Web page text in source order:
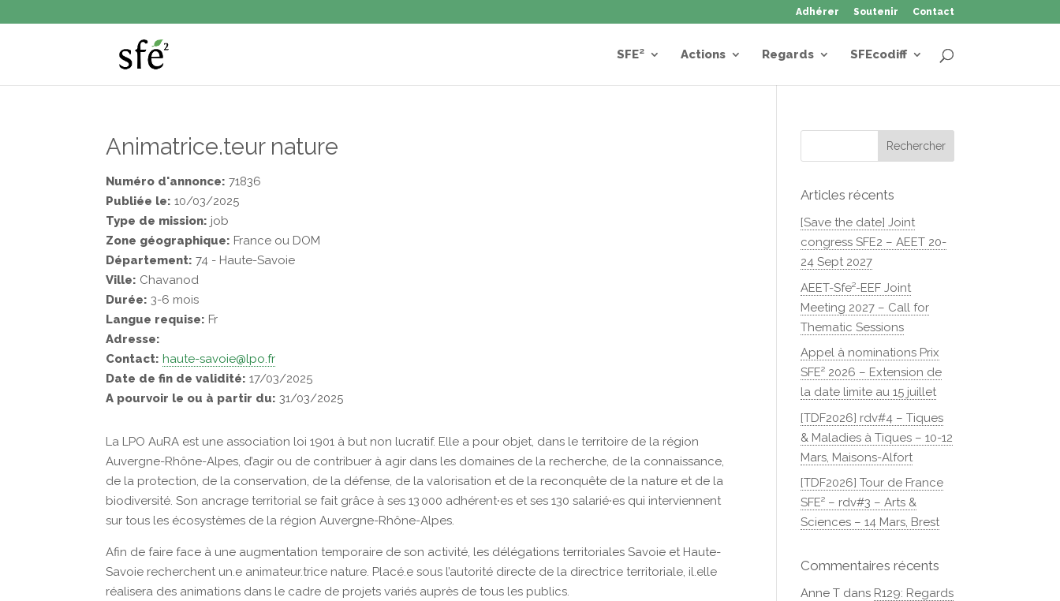
Adhérer Soutenir Contact
SFE² Actions Regards SFEcodiff
Animatrice.teur nature
Numéro d'annonce: 71836
Publiée le: 10/03/2025
Type de mission: job
Zone géographique: France ou DOM
Département: 74 - Haute-Savoie
Ville: Chavanod
Durée: 3-6 mois
Langue requise: Fr
Adresse:
Contact: haute-savoie@lpo.fr
Date de fin de validité: 17/03/2025
A pourvoir le ou à partir du: 31/03/2025
La LPO AuRA est une association loi 1901 à but non lucratif. Elle a pour objet, dans le territoire de la région
Auvergne-Rhône-Alpes, d’agir ou de contribuer à agir dans les domaines de la recherche, de la connaissance,
de la protection, de la conservation, de la défense, de la valorisation et de la reconquête de la nature et de la
biodiversité. Son ancrage territorial se fait grâce à ses 13 000 adhérent∙es et ses 130 salarié∙es qui interviennent
sur tous les écosystèmes de la région Auvergne-Rhône-Alpes.
Afin de faire face à une augmentation temporaire de son activité, les délégations territoriales Savoie et Haute-
Savoie recherchent un.e animateur.trice nature. Placé.e sous l’autorité directe de la directrice territoriale, il.elle
réalisera des animations dans le cadre de projets variés auprès de tous les publics.
Articles récents
[Save the date] Joint
congress SFE2 – AEET 20-
24 Sept 2027
AEET-Sfe²-EEF Joint
Meeting 2027 – Call for
Thematic Sessions
Appel à nominations Prix
SFE² 2026 – Extension de
la date limite au 15 juillet
[TDF2026] rdv#4 – Tiques
& Maladies à Tiques – 10-12
Mars, Maisons-Alfort
[TDF2026] Tour de France
SFE² – rdv#3 – Arts &
Sciences – 14 Mars, Brest
Commentaires récents
Anne T dans R129: Regards